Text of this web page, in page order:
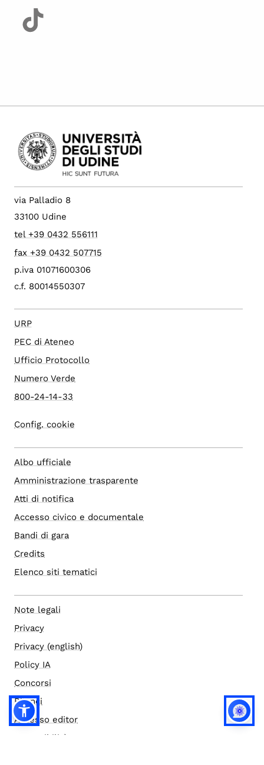
via Palladio 8
33100 Udine
tel +39 0432 556111
fax +39 0432 507715
p.iva 01071600306
c.f. 80014550307
URP
PEC di Ateneo
Ufficio Protocollo
Numero Verde
800-24-14-33
Config. cookie
Albo ufficiale
Amministrazione trasparente
Atti di notifica
Accesso civico e documentale
Bandi di gara
Credits
Elenco siti tematici
Note legali
Privacy
Privacy (english)
Policy IA
Concorsi
Bilanci
Accesso editor
Accessibilità